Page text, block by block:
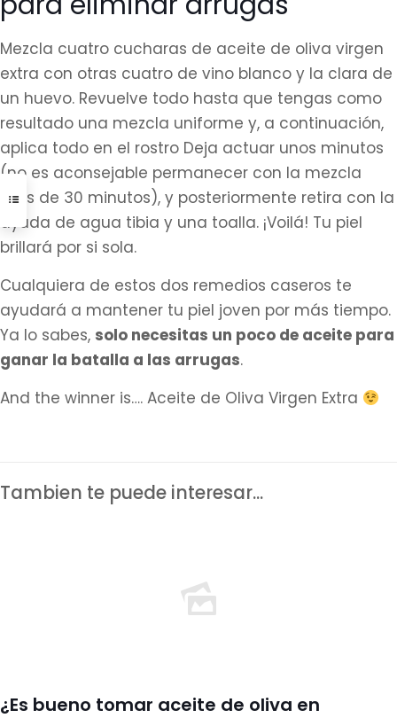
Mezcla cuatro cucharas de aceite de oliva virgen
extra con otras cuatro de vino blanco y la clara de
un huevo. Revuelve todo hasta que tengas como
resultado una mezcla uniforme y, a continuación,
aplica todo en el rostro Deja actuar unos minutos
(no es aconsejable permanecer con la mezcla
más de 30 minutos), y posteriormente retira con la
ayuda de agua tibia y una toalla. ¡Voilá! Tu piel
brillará por si sola.
Cualquiera de estos dos remedios caseros te
ayudará a mantener tu piel joven por más tiempo.
Ya lo sabes, solo necesitas un poco de aceite para
ganar la batalla a las arrugas.
And the winner is…. Aceite de Oliva Virgen Extra
Tambien te puede interesar...
¿Es bueno tomar aceite de oliva en